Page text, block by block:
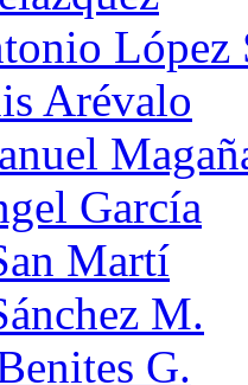
López
Arévalo
García
Martí
M.
G.